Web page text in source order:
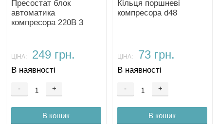
Пресостат блок
автоматика
компресора 220В 3
ЦІНА: 249 грн.
В наявності
- +
В кошик
Кільця поршневі
компресора d48
ЦІНА: 73 грн.
В наявності
- +
В кошик